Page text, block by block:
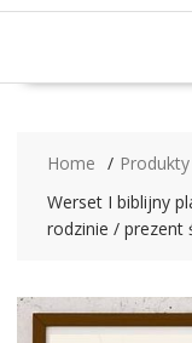
Home
Produkty
Werset I biblijny
rodzinie / prezent